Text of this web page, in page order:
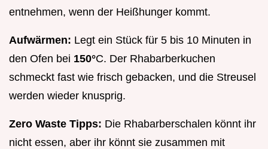
entnehmen, wenn der Heißhunger kommt.
Aufwärmen: Legt ein Stück für 5 bis 10 Minuten in
den Ofen bei 150°C. Der Rhabarberkuchen
schmeckt fast wie frisch gebacken, und die Streusel
werden wieder knusprig.
Zero Waste Tipps: Die Rhabarberschalen könnt ihr
nicht essen, aber ihr könnt sie zusammen mit